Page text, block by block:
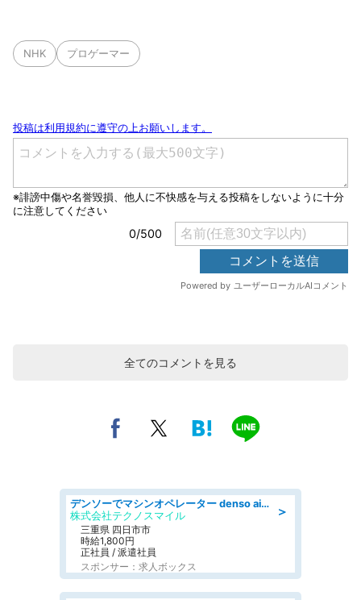
NHK プロゲーマー
全てのコメントを見る
＞
デンソーでマシンオペレーター denso aichi
株式会社テクノスマイル
三重県 四日市市
時給1,800円
正社員 / 派遣社員
スポンサー：求人ボックス